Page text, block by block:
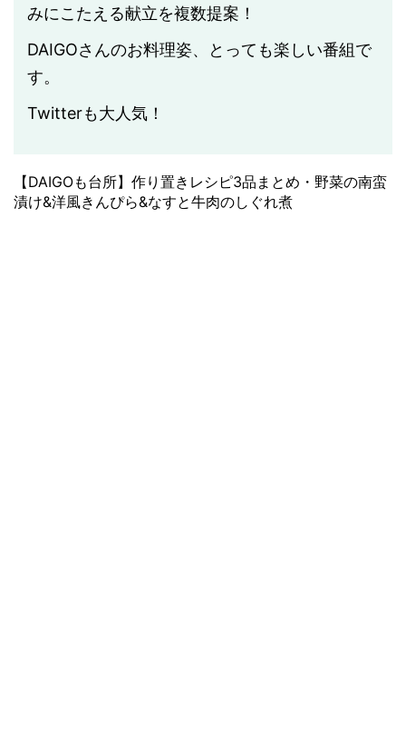
みにこたえる献立を複数提案！
DAIGOさんのお料理姿、とっても楽しい番組で
す。
Twitterも大人気！
【DAIGOも台所】作り置きレシピ3品まとめ・野菜の南蛮
漬け&洋風きんぴら&なすと牛肉のしぐれ煮